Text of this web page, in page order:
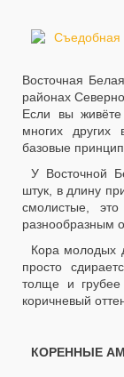
Восточная
районах
Если вы
многих других
базовые
У Восточной
штук, в длину
смолистые,
разнообразным
Кора молодых
просто
толще и грубее
коричневый
КОРЕННЫЕ